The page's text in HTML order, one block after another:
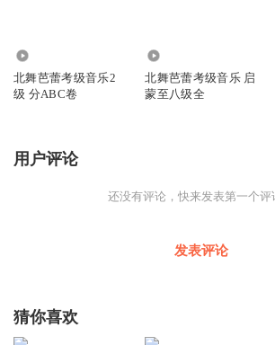
北舞芭蕾考级音乐2
级 分ABC卷
北舞芭蕾考级音乐 启
蒙至八级全
用户评论
还没有评论，快来发表第一个评
发表评论
猜你喜欢